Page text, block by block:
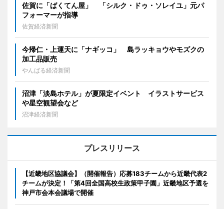
佐賀に「ばくてん屋」 「シルク・ドゥ・ソレイユ」元パ
フォーマーが指導
佐賀経済新聞
今帰仁・上運天に「ナギッコ」 島ラッキョウやモズクの
加工品販売
やんばる経済新聞
沼津「淡島ホテル」が夏限定イベント イラストサービス
や星空観望会など
沼津経済新聞
プレスリリース
【近畿地区協議会】（開催報告）応募183チームから近畿代表2
チームが決定！「第4回全国高校生政策甲子園」近畿地区予選を
神戸市会本会議場で開催